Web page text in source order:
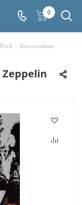
0
Rock - Виниловая